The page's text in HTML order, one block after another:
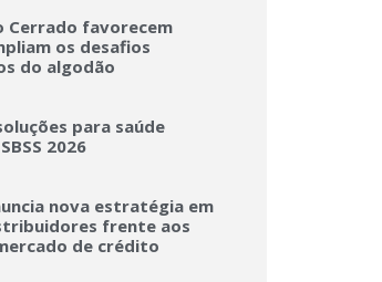
Cerrado favorecem
os desafios
do algodão
para saúde
2026
nova estratégia em
frente aos
de crédito